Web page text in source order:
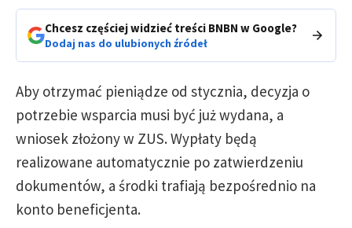
Chcesz częściej widzieć treści BNBN w Google?
Dodaj nas do ulubionych źródeł
Aby otrzymać pieniądze od stycznia, decyzja o
potrzebie wsparcia musi być już wydana, a
wniosek złożony w ZUS. Wypłaty będą
realizowane automatycznie po zatwierdzeniu
dokumentów, a środki trafiają bezpośrednio na
konto beneficjenta.